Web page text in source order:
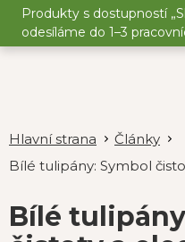
Přejít
obsah
Produkty s dostupností
odesíláme do 1–3
Články
Bílé tulipány: Symbol
Bílé